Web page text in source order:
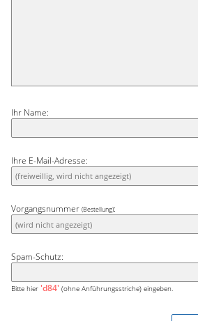
Ihr Name:
Ihre E-Mail-Adresse:
Vorgangsnummer (Bestellung):
Spam-Schutz:
Bitte hier 'd84' (ohne Anführungsstriche) eingeben.